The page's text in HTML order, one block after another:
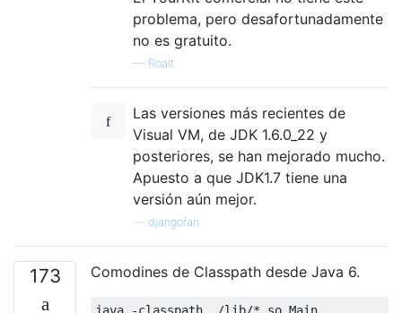
problema, pero desafortunadamente
no es gratuito.
— Roalt
Las versiones más recientes de
Visual VM, de JDK 1.6.0_22 y
posteriores, se han mejorado mucho.
Apuesto a que JDK1.7 tiene una
versión aún mejor.
djangofan
173 Comodines de Classpath desde Java 6.
java -classpath ./lib/* so.Main